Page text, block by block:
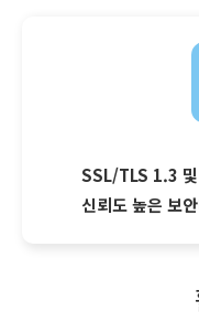
SSL/TLS 1.3
신뢰도 높은 보